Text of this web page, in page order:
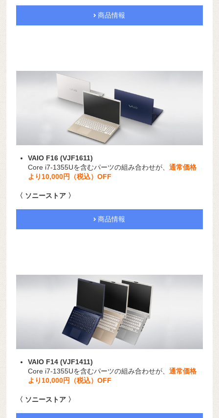
商品情報
VAIO F16 (VJF1611)
Core i7-1355Uを含むパーツの組み合わせが、通常価格
より10,000円（税込）OFF
〈 ソニーストア 〉
商品情報
VAIO F14 (VJF1411)
Core i7-1355Uを含むパーツの組み合わせが、通常価格
より10,000円（税込）OFF
〈 ソニーストア 〉